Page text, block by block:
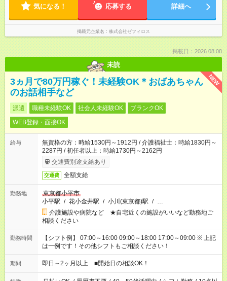
気になる！ 応募する 詳細へ
掲載元企業名 株式会社ゼフィロス
掲載日：2026.08.08
未読
NEW
3ヵ月で80万円稼ぐ！未経験OK＊おばあちゃん
のお話相手など
派遣 職種未経験OK 社会人未経験OK
ブランクOK
WEB登録・面接OK
給与
無資格の方：時給1530円～1912円 / 介護福祉士：時給1830円～
2287円 / 初任者以上：時給1730円～2162円
交通費別途支給あり
交通費 全額支給
勤務地
東京都小平市
小平駅 / 花小金井駅 / 小川(東京都)駅 / …
介護施設や病院など ★自宅近くの施設がいいなど勤務地ご
相談ください
勤務時間
【シフト例】 07:00～16:00 09:00～18:00 17:00～09:00 ※ 上記
は一例です！その他シフトもご相談ください！
期間 即日～2ヶ月以上 ■開始日の相談OK！